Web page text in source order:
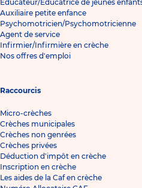
Éducateur/Éducatrice de jeunes
Auxiliaire petite enfance
Psychomotricien/Psychomotricienne
Agent de service
Infirmier/Infirmière en crèche
Nos offres d'emploi
Raccourcis
Micro-crèches
Crèches municipales
Crèches non genrées
Crèches privées
Déduction d'impôt en crèche
Inscription en crèche
Les aides de la Caf en crèche